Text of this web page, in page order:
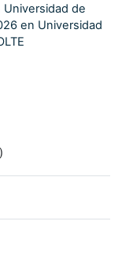
de
en Universidad
)